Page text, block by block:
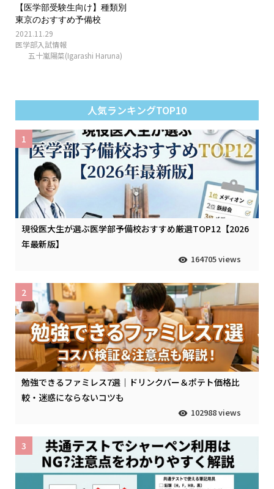
【医学部受験生向け】種類別
東京のおすすめ予備校
2021.11.29
医学部入試情報
五十嵐陽菜(Igarashi Haruna)
人気ランキングTOP10
現役医大生が選ぶ医学部予備校おすすめ厳選TOP12【2026
年最新版】
164705 views
1
勉強できるファミレス7選｜ドリンクバー＆ポテト価格比
較・迷惑にならないコツも
102988 views
2
3